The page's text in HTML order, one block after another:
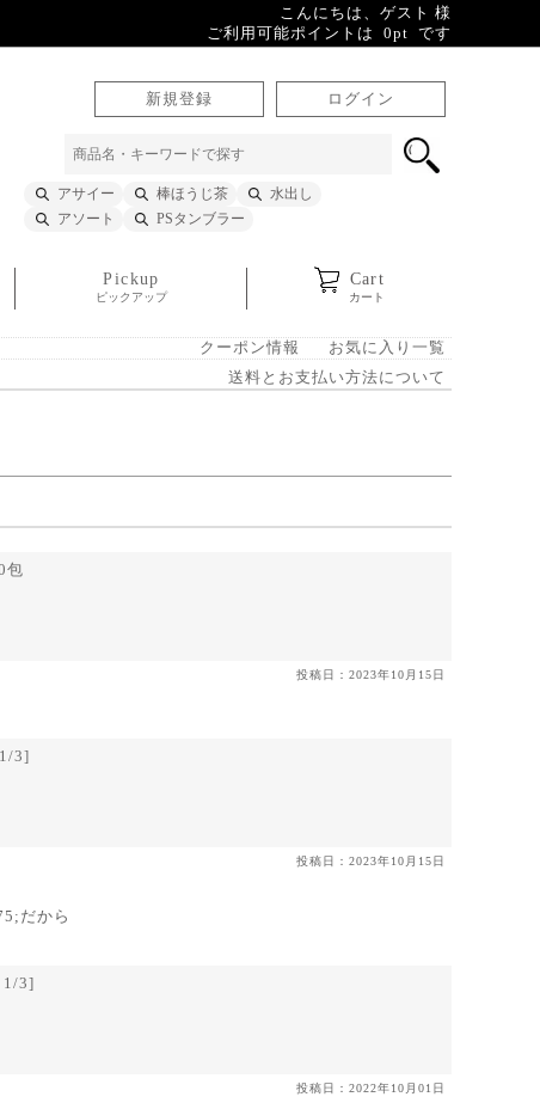
こんにちは、ゲスト 様
ご利用可能ポイントは 0pt です
新規登録 ログイン
アサイー 棒ほうじ茶
水出し
アソート
PSタンブラー
Pickup
ピックアップ
Cart
カート
クーポン情報
お気に入り一覧
送料とお支払い方法について
包
投稿日：2023年10月15日
3]
投稿日：2023年10月15日
だから
1/3]
投稿日：2022年10月01日